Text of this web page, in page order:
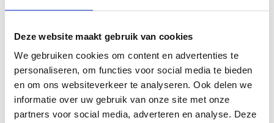
Deze website maakt gebruik van cookies
We gebruiken cookies om content en advertenties te
personaliseren, om functies voor social media te bieden
en om ons websiteverkeer te analyseren. Ook delen we
informatie over uw gebruik van onze site met onze
partners voor social media, adverteren en analyse. Deze
collega’s.
Zonder eerst jaren te studeren.